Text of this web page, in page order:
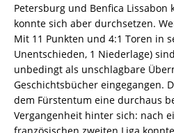
Petersburg und Benfica Lissabon
konnte sich aber durchsetzen.
Mit 11 Punkten und 4:1 Toren in
Unentschieden, 1 Niederlage)
unbedingt als unschlagbare
Geschichtsbücher eingegangen.
dem Fürstentum eine durchaus
Vergangenheit hinter sich: nach